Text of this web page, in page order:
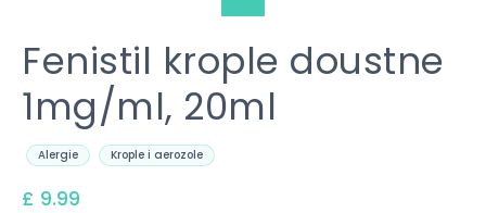
Fenistil krople doustne
1mg/ml, 20ml
Alergie Krople i aerozole
£ 9.99